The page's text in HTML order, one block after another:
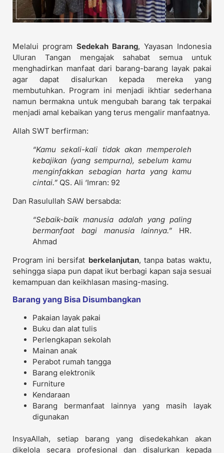
Melalui program Sedekah Barang, Yayasan Indonesia
Uluran Tangan mengajak sahabat semua untuk
menghadirkan manfaat dari barang-barang layak pakai
agar dapat disalurkan kepada mereka yang
membutuhkan. Program ini menjadi ikhtiar sederhana
namun bermakna untuk mengubah barang tak terpakai
menjadi amal kebaikan yang terus mengalir manfaatnya.
Allah SWT berfirman:
“Kamu sekali-kali tidak akan memperoleh
kebajikan (yang sempurna), sebelum kamu
menginfakkan sebagian harta yang kamu
cintai.” QS. Ali ‘Imran: 92
Dan Rasulullah SAW bersabda:
“Sebaik-baik manusia adalah yang paling
bermanfaat bagi manusia lainnya.” HR.
Ahmad
Program ini bersifat berkelanjutan, tanpa batas waktu,
sehingga siapa pun dapat ikut berbagi kapan saja sesuai
kemampuan dan keikhlasan masing-masing.
Barang yang Bisa Disumbangkan
Pakaian layak pakai
Buku dan alat tulis
Perlengkapan sekolah
Mainan anak
Perabot rumah tangga
Barang elektronik
Furniture
Kendaraan
Barang bermanfaat lainnya yang masih layak
digunakan
InsyaAllah, setiap barang yang disedekahkan akan
dikelola secara profesional dan disalurkan kepada